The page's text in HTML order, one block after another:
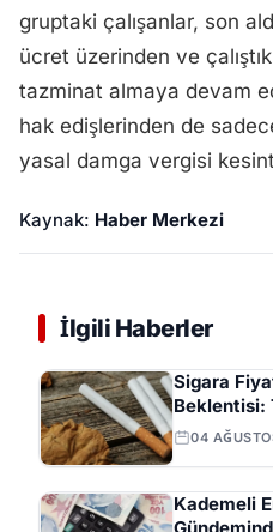
gruptaki çalışanlar, son
ücret üzerinden ve
tazminat almaya devam
hak edişlerinden de
yasal damga vergisi
Kaynak: Haber Merkezi
İlgili Haberler
Sigara
Beklentisi:
Ayını İşaret
04
Kademeli